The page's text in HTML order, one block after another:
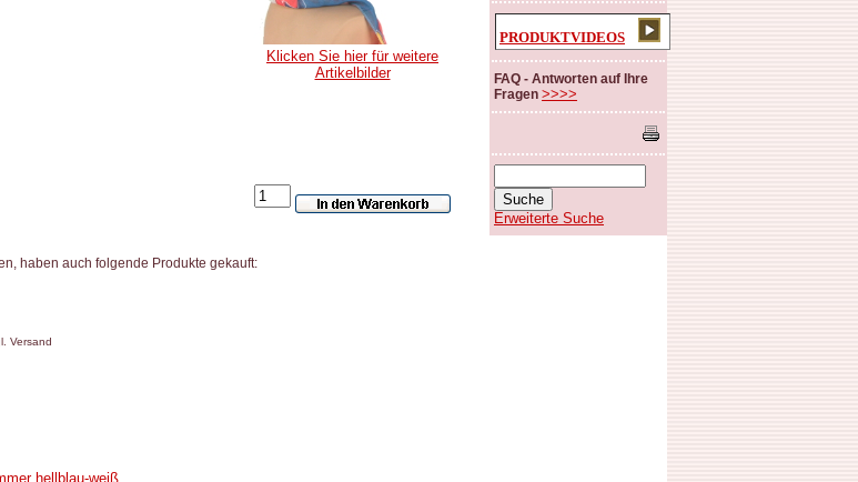
Klicken Sie hier für weitere
Artikelbilder
haben auch folgende Produkte gekauft:
Versand
hellblau-weiß
PRODUKTVIDEOS
FAQ - Antworten auf Ihre
Fragen >>>>
Erweiterte Suche